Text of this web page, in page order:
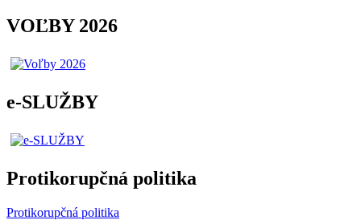
VOĽBY 2026
e-SLUŽBY
Protikorupčná politika
Protikorupčná politika